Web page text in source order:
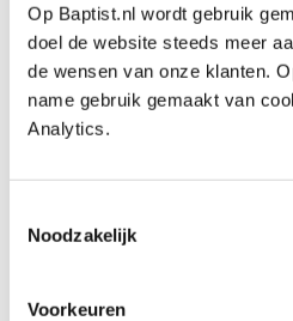
Op Baptist.nl wordt gebruik
doel de website steeds meer
de wensen van onze klanten.
name gebruik gemaakt van
Analytics.
Noodzakelijk
Voorkeuren
Op voorraad
Vergelijken